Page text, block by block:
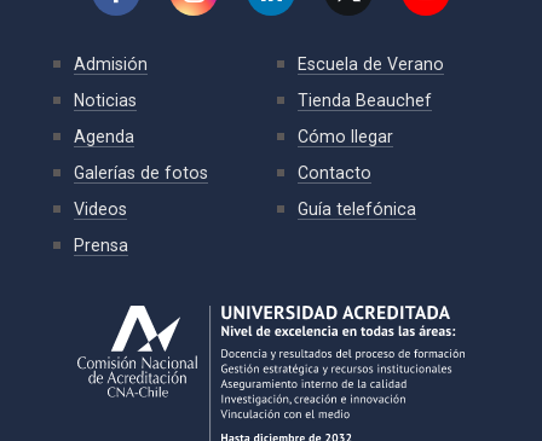
Admisión
Noticias
Agenda
Galerías de fotos
Videos
Prensa
Escuela de Verano
Tienda Beauchef
Cómo llegar
Contacto
Guía telefónica